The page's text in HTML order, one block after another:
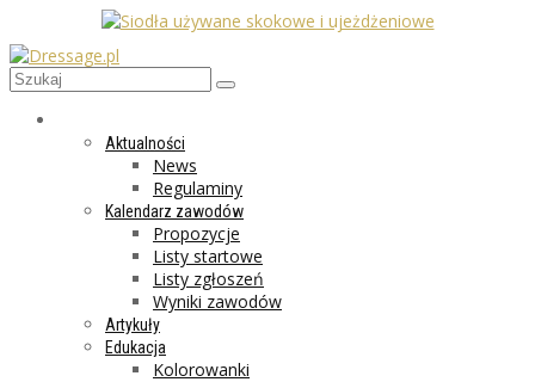
Aktualności
News
Regulaminy
Kalendarz zawodów
Propozycje
Listy startowe
Listy zgłoszeń
Wyniki zawodów
Artykuły
Edukacja
Kolorowanki